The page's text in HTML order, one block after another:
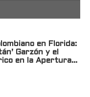
en Florida:
Garzón y el
en la Apertura